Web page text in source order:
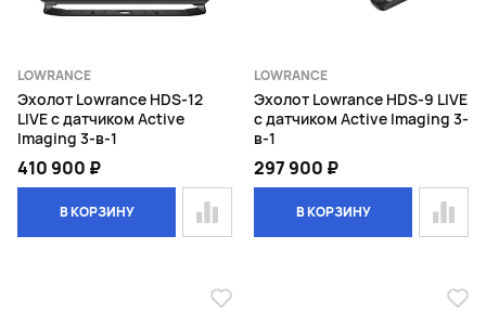
LOWRANCE
Эхолот Lowrance HDS-12
LIVE с датчиком Active
Imaging 3-в-1
410 900 ₽
В КОРЗИНУ
LOWRANCE
Эхолот Lowrance HDS-9 LIVE
с датчиком Active Imaging 3-
в-1
297 900 ₽
В КОРЗИНУ